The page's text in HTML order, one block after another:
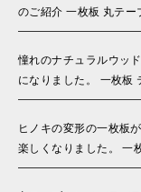
のご紹介 一枚板 丸テー
憧れのナチュラルウッ
になりました。 一枚板
ヒノキの変形の一枚板
楽しくなりました。 一